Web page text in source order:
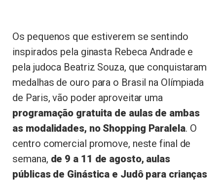
Os pequenos que estiverem se sentindo
inspirados pela ginasta Rebeca Andrade e
pela judoca Beatriz Souza, que conquistaram
medalhas de ouro para o Brasil na Olímpiada
de Paris, vão poder aproveitar uma
programação gratuita de aulas de ambas
as modalidades, no Shopping Paralela. O
centro comercial promove, neste final de
semana, de 9 a 11 de agosto, aulas
públicas de Ginástica e Judô para crianças